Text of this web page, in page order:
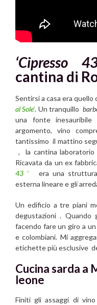
‘Cipresso
cantina di
Sentirsi a casa era quello
al Sole’. Un tranquillo
una fonte
argomento, vino
tantissimo il mattino
, la cantina laboratorio
Ricavata da un ex
43 ‘
era una
esterna lineare e gli
Un edificio a tre piani
degustazioni .
facendo fare un giro a
e colombiani. Mi
etichette più esclusive
Cucina sarda a
leone
Finiti gli assaggi di